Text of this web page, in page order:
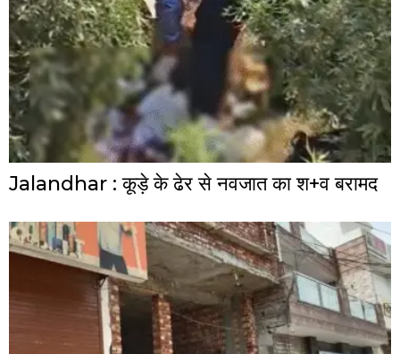
Jalandhar : कूड़े के ढेर से नवजात का श+व बरामद